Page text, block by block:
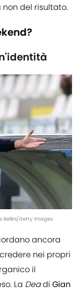
del risultato.
Bellini/Getty Images
ancora
nei propri
il
La Deadi Gian